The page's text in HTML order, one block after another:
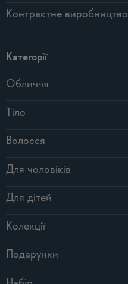
Контрактне виробництво
Категорії
Обличчя
Тіло
Волосся
Для чоловіків
Для дітей
Колекції
Подарунки